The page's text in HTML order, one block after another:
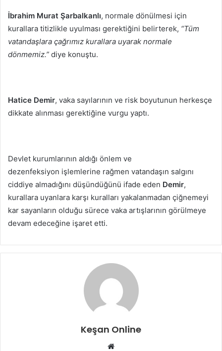
İbrahim Murat Şarbalkanlı, normale dönülmesi için
kurallara titizlikle uyulması gerektiğini belirterek, “Tüm
vatandaşlara çağrımız kurallara uyarak normale
dönmemiz.” diye konuştu.
Hatice Demir, vaka sayılarının ve risk boyutunun herkesçe
dikkate alınması gerektiğine vurgu yaptı.
Devlet kurumlarının aldığı önlem ve
dezenfeksiyon işlemlerine rağmen vatandaşın salgını
ciddiye almadığını düşündüğünü ifade eden Demir,
kurallara uyanlara karşı kuralları yakalanmadan çiğnemeyi
kar sayanların olduğu sürece vaka artışlarının görülmeye
devam edeceğine işaret etti.
Keşan Online
Web